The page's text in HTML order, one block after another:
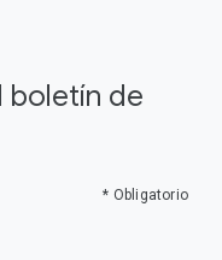
boletín de
* Obligatorio